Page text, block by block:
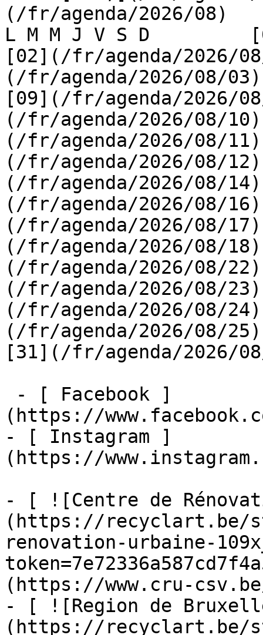
(/fr/agenda/2026/08)
L M M J V S D
[02](/fr/agenda/2026/
(/fr/agenda/2026/08/
[09](/fr/agenda/2026/
(/fr/agenda/2026/08/
(/fr/agenda/2026/08/
(/fr/agenda/2026/08/
(/fr/agenda/2026/08/
(/fr/agenda/2026/08/
(/fr/agenda/2026/08/
(/fr/agenda/2026/08/
(/fr/agenda/2026/08/
(/fr/agenda/2026/08/
(/fr/agenda/2026/08/
(/fr/agenda/2026/08/
[31](/fr/agenda/
(https://
- [ Instagram ]
(https://
- [ ![Centre de
(https://recyclart.be/
renovation-urbaine-
(https://www.cru-
- [ ![Region de
(https://recyclart.be/